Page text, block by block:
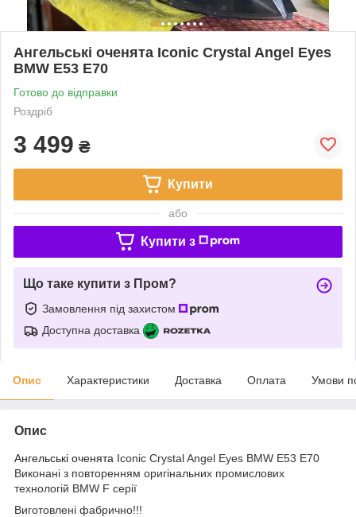
Ангельські оченята Iconic Crystal Angel Eyes
BMW E53 E70
Готово до відправки
Роздріб
3 499 ₴
Купити
або
Купити з
Що таке купити з Пром?
Замовлення під захистом
Доступна доставка
Опис Характеристики Доставка Оплата Умови
Опис
Ангельські оченята Iconic Crystal Angel Eyes BMW E53 E70
Виконані з повторенням оригінальних промислових
технологій BMW F серії
Виготовлені фабрично!!!